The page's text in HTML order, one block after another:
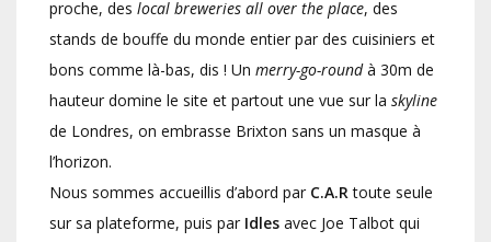
proche, des local breweries all over the place, des
stands de bouffe du monde entier par des cuisiniers et
bons comme là-bas, dis ! Un merry-go-roundà 30m de
hauteur domine le site et partout une vue sur la skyline
de Londres, on embrasse Brixton sans un masque à
l’horizon.
Nous sommes accueillis d’abord par C.A.Rtoute seule
sur sa plateforme, puis par Idles avec Joe Talbot qui